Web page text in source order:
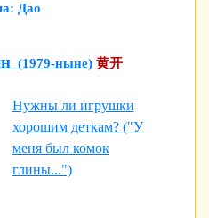
Дао
(1979-ныне) 黄开
Нужны ли игрушки
хорошим деткам? ("У
меня был комок
глины...")